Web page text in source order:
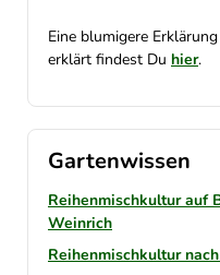
Eine blumigere
erklärt findest Du hier.
Gartenwissen
Reihenmischkultur auf
Weinrich
Reihenmischkultur